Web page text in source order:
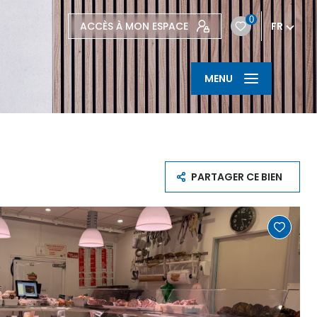
ACCÈS À MON ESPACE 0 FR
MENU
PARTAGER CE BIEN